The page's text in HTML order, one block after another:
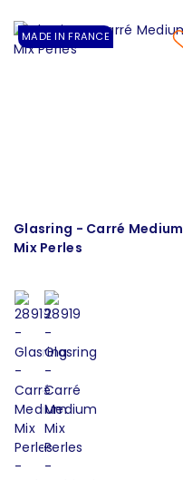
MADE IN FRANCE
Glasring - Carré Medium
Mix Perles